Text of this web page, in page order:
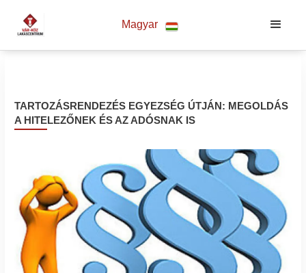
Magyar
TARTOZÁSRENDEZÉS EGYEZSÉG ÚTJÁN: MEGOLDÁS
A HITELEZŐNEK ÉS AZ ADÓSNAK IS